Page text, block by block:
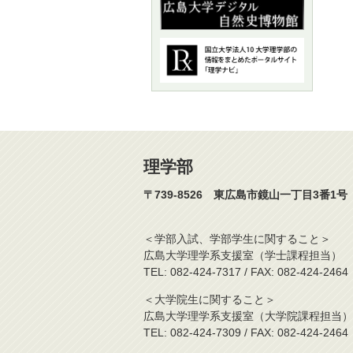
理学部
〒739-8526 東広島市鏡山一丁目3番1号
＜学部入試、学部学生に
広島大学理学系支援室（学
TEL: 082-424-7317 / FAX: 082-424-2464
＜大学院生に関するこ
広島大学理学系支援室（大
TEL: 082-424-7309 / FAX: 082-424-2464